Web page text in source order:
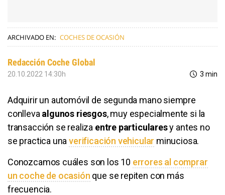
ARCHIVADO EN: COCHES DE OCASIÓN
Redacción Coche Global
20.10.2022 14:30h 3 min
Adquirir un automóvil de segunda mano siempre
conlleva algunos riesgos, muy especialmente si la
transacción se realiza entre particularesy antes no
se practica unaverificación vehicular minuciosa.
Conozcamos cuáles son los 10 errores al comprar
un coche de ocasión que se repiten con más
frecuencia.